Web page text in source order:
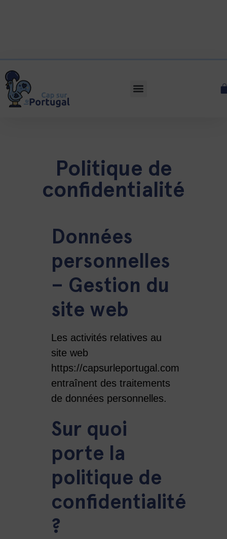
Politique de
confidentialité
Données
personnelles
– Gestion du
site web
Les activités relatives au
site web
https://capsurleportugal.com
entraînent des traitements
de données personnelles.
Sur quoi
porte la
politique de
confidentialité
?